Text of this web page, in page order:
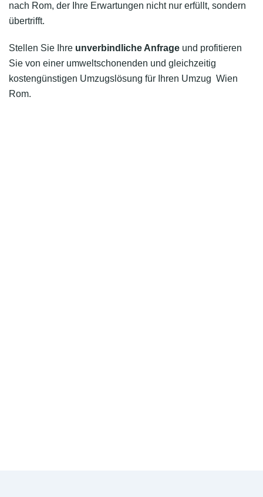
nach Rom, der Ihre Erwartungen nicht nur erfüllt, sondern
übertrifft.
Stellen Sie Ihre unverbindliche Anfrage und profitieren
Sie von einer umweltschonenden und gleichzeitig
kostengünstigen Umzugslösung für Ihren Umzug Wien
Rom.